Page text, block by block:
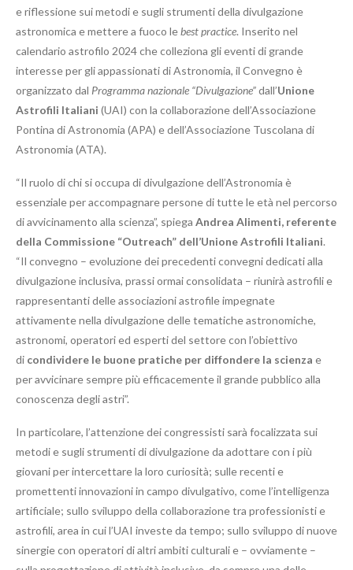
e riflessione sui metodi e sugli strumenti della divulgazione
astronomica e mettere a fuoco lebest practice. Inserito nel
calendario astrofilo 2024 che colleziona gli eventi di grande
interesse per gli appassionati di Astronomia, il Convegno è
organizzato dal Programma nazionale “Divulgazione”dall’Unione
Astrofili Italiani (UAI) con la collaborazione dell’Associazione
Pontina di Astronomia (APA) e dell’Associazione Tuscolana di
Astronomia (ATA).
“Il ruolo di chi si occupa di divulgazione dell’Astronomia è
essenziale per accompagnare persone di tutte le età nel percorso
di avvicinamento alla scienza”, spiega Andrea Alimenti, referente
della Commissione “Outreach” dell’Unione Astrofili Italiani.
“Il convegno – evoluzione dei precedenti convegni dedicati alla
divulgazione inclusiva, prassi ormai consolidata – riunirà astrofili e
rappresentanti delle associazioni astrofile impegnate
attivamente nella divulgazione delle tematiche astronomiche,
astronomi, operatori ed esperti del settore con l’obiettivo
di condividere le buone pratiche per diffondere la scienza e
per avvicinare sempre più efficacemente il grande pubblico alla
conoscenza degli astri”.
In particolare, l’attenzione dei congressisti sarà focalizzata sui
metodi e sugli strumenti di divulgazione da adottare con i più
giovani per intercettare la loro curiosità; sulle recenti e
promettenti innovazioni in campo divulgativo, come l’intelligenza
artificiale; sullo sviluppo della collaborazione tra professionisti e
astrofili, area in cui l’UAI investe da tempo; sullo sviluppo di nuove
sinergie con operatori di altri ambiti culturali e – ovviamente –